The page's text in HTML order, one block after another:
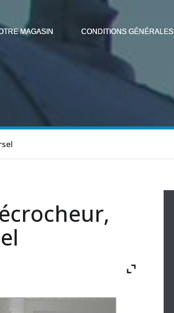
MAGASIN CONDITIONS GÉNÉRALES